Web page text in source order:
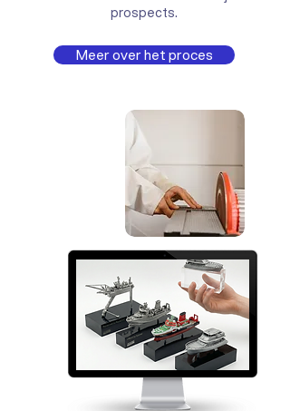
prospects.
Meer over het proces